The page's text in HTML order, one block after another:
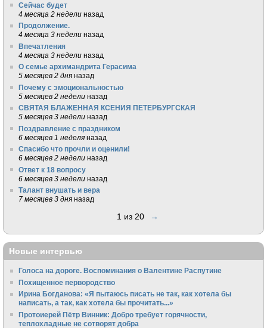
Сейчас будет
4 месяца 2 недели назад
Продолжение.
4 месяца 3 недели назад
Впечатления
4 месяца 3 недели назад
О семье архимандрита Герасима
5 месяцев 2 дня назад
Почему с эмоциональностью
5 месяцев 2 недели назад
СВЯТАЯ БЛАЖЕННАЯ КСЕНИЯ ПЕТЕРБУРГСКАЯ
5 месяцев 3 недели назад
Поздравление с праздником
6 месяцев 1 неделя назад
Спасибо что прочли и оценили!
6 месяцев 2 недели назад
Ответ к 18 вопросу
6 месяцев 3 недели назад
Талант внушать и вера
7 месяцев 3 дня назад
1 из 20 →
Новые интервью
Голоса на дороге. Воспоминания о Валентине Распутине
Похищенное первородство
Ирина Богданова: «Я пытаюсь писать не так, как хотела бы
написать, а так, как хотела бы прочитать...»
Протоиерей Пётр Винник: Добро требует горячности,
теплохладные не сотворят добра